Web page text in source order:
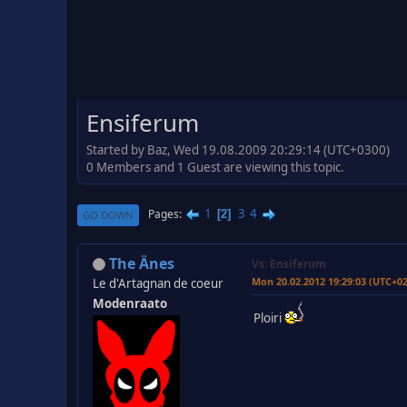
Ensiferum
Started by Baz, Wed 19.08.2009 20:29:14 (UTC+0300)
0 Members and 1 Guest are viewing this topic.
GO DOWN Pages 1 2 3 4
The Änes
Le d'Artagnan de coeur
Modenraato
Vs: Ensiferum
Mon 20.02.2012 19:29:03
Ploiri